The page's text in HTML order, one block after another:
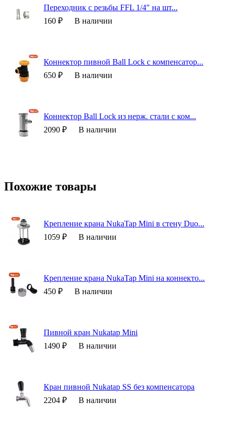
Переходник с резьбы FFL 1/4″ на шт...
160 ₽
В наличии
Коннектор пивной Ball Lock с компенсатор...
650 ₽
В наличии
Коннектор Ball Lock из нерж. стали с ком...
2090 ₽
В наличии
Похожие товары
Крепление крана NukaTap Mini в стену Duo...
1059 ₽
В наличии
Крепление крана NukaTap Mini на коннекто...
450 ₽
В наличии
Пивной кран Nukatap Mini
1490 ₽
В наличии
Кран пивной Nukatap SS без компенсатора
2204 ₽
В наличии